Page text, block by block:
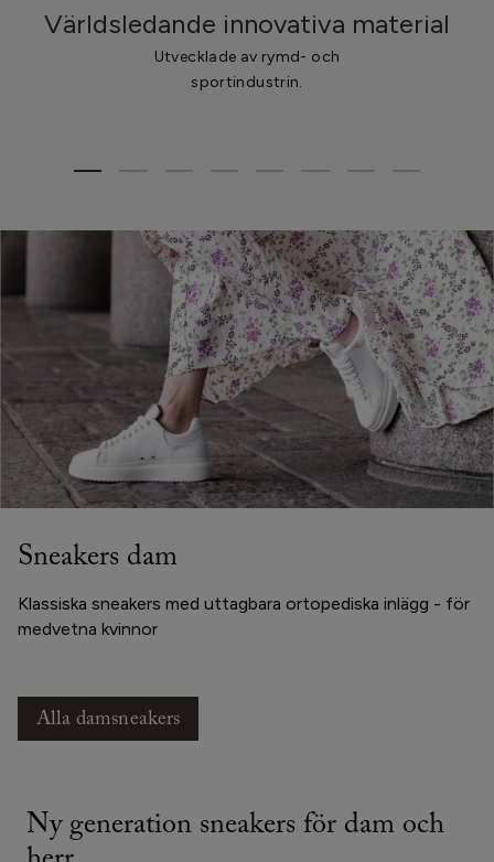
Världsledande innovativa material
Utvecklade av rymd- och
sportindustrin.
Sneakers dam
Klassiska sneakers med uttagbara ortopediska inlägg - för
medvetna kvinnor
Alla damsneakers
Ny generation sneakers för dam och